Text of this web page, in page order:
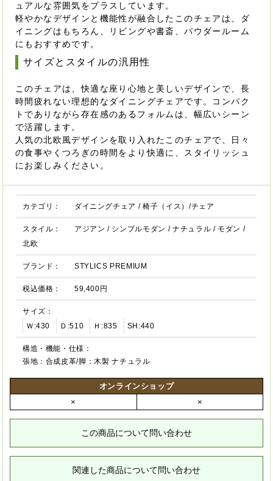
ュアルな雰囲気をプラスしています。
軽やかなデザインと機能性が融合したこのチェアは、ダ
イニングはもちろん、リビングや書斎、パウダールーム
にもおすすめです。
サイズとスタイルの汎用性
このチェアは、快適な座り心地と美しいデザインで、長
時間疲れない理想的なダイニングチェアです。コンパク
トでありながら存在感のあるフォルムは、幅広いシーン
で活躍します。
人気の北欧風デザインを取り入れたこのチェアで、日々
の食事やくつろぎの時間をより快適に、スタイリッシュ
にお楽しみください。
カテゴリ： ダイニングチェア /椅子（イス）/チェア
スタイル： アジアン / シンプルモダン / ナチュラル / モダン /
北欧
ブランド： STYLICS PREMIUM
税込価格： 59,400円
サイズ：
Ｗ:430
Ｄ:510 Ｈ:835 SH:440
構造・機能・仕様：
張地：合成皮革/脚：木製 ナチュラル
オンラインショップ
×
×
この商品について問い合わせ
関連した商品について問い合わせ